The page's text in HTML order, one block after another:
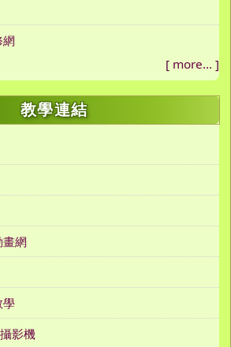
[ more... ]
教學連結
網
學
影機